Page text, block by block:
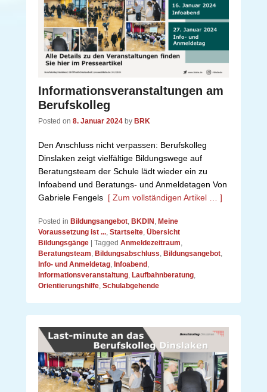
Informationsveranstaltungen am
Berufskolleg
Posted on 8. Januar 2024 by BRK
Den Anschluss nicht verpassen: Berufskolleg
Dinslaken zeigt vielfältige Bildungswege auf
Beratungsteam der Schule lädt wieder ein zu
Infoabend und Beratungs- und Anmeldetagen Von
Gabriele Fengels [ Zum vollständigen Artikel … ]
Posted in Bildungsangebot, BKDIN , Meine
Voraussetzung ist ..., Startseite, Übersicht
Bildungsgänge
Tagged Anmeldezeitraum,
Beratungsteam, Bildungsabschluss, Bildungsangebot,
Info- und Anmeldetag, Infoabend ,
Informationsveranstaltung, Laufbahnberatung,
Orientierungshilfe, Schulabgehende